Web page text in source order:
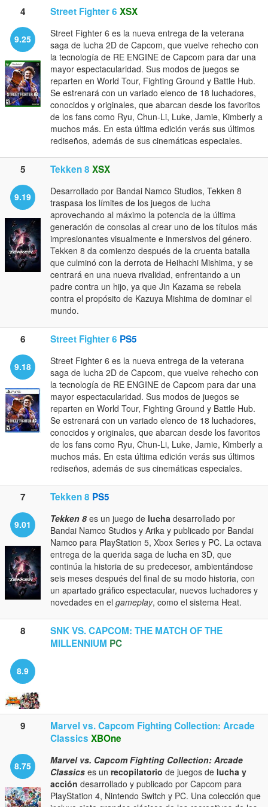
4 Street Fighter 6 XSX
9.25
Street Fighter 6 es la nueva entrega de la veterana
saga de lucha 2D de Capcom, que vuelve rehecho con
la tecnología de RE ENGINE de Capcom para dar una
mayor espectacularidad. Sus modos de juegos se
reparten en World Tour, Fighting Ground y Battle Hub.
Se estrenará con un variado elenco de 18 luchadores,
conocidos y originales, que abarcan desde los favoritos
de los fans como Ryu, Chun-Li, Luke, Jamie, Kimberly a
muchos más. En esta última edición verás sus últimos
rediseños, además de sus cinemáticas especiales.
5 Tekken 8 XSX
9.19
Desarrollado por Bandai Namco Studios, Tekken 8
traspasa los límites de los juegos de lucha
aprovechando al máximo la potencia de la última
generación de consolas al crear uno de los títulos más
impresionantes visualmente e inmersivos del género.
Tekken 8 da comienzo después de la cruenta batalla
que culminó con la derrota de Heihachi Mishima, y se
centrará en una nueva rivalidad, enfrentando a un
padre contra un hijo, ya que Jin Kazama se rebela
contra el propósito de Kazuya Mishima de dominar el
mundo.
6 Street Fighter 6 PS5
9.18
Street Fighter 6 es la nueva entrega de la veterana
saga de lucha 2D de Capcom, que vuelve rehecho con
la tecnología de RE ENGINE de Capcom para dar una
mayor espectacularidad. Sus modos de juegos se
reparten en World Tour, Fighting Ground y Battle Hub.
Se estrenará con un variado elenco de 18 luchadores,
conocidos y originales, que abarcan desde los favoritos
de los fans como Ryu, Chun-Li, Luke, Jamie, Kimberly a
muchos más. En esta última edición verás sus últimos
rediseños, además de sus cinemáticas especiales.
7 Tekken 8 PS5
9.01 Tekken 8 es un juego de lucha desarrollado por
Bandai Namco Studios y Arika y publicado por Bandai
Namco para PlayStation 5, Xbox Series y PC. La octava
entrega de la querida saga de lucha en 3D, que
continúa la historia de su predecesor, ambientándose
seis meses después del final de su modo historia, con
un apartado gráfico espectacular, nuevos luchadores y
novedades en el gameplay, como el sistema Heat.
8
SNK VS. CAPCOM: THE MATCH OF THE
MILLENNIUM PC
8.9
9
Marvel vs. Capcom Fighting Collection: Arcade
Classics XBOne
8.75
Marvel vs. Capcom Fighting Collection: Arcade
Classics es un recopilatorio de juegos de lucha y
acción desarrollado y publicado por Capcom para
PlayStation 4, Nintendo Switch y PC. Una colección que